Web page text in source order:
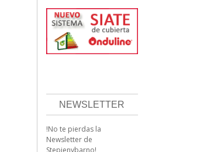
NEWSLETTER
!No te pierdas la
Newsletter de
Stepienybarno!